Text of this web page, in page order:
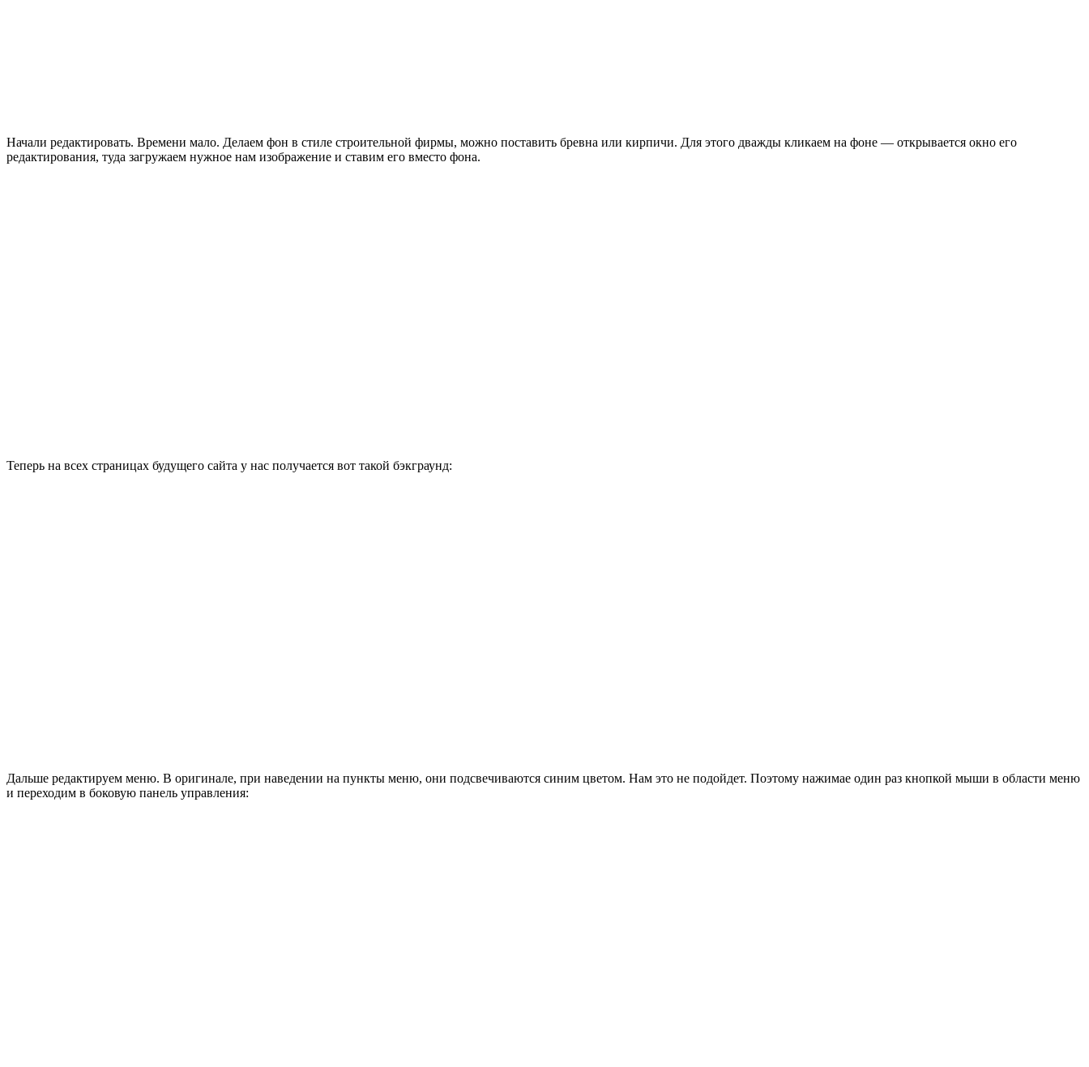
Начали редактировать. Времени мало. Делаем фон в стиле строительной фирмы, можно поставить бревна или кирпичи. Для этого дважды кликаем на фоне — открывается окно его
редактирования, туда загружаем нужное нам изображение и ставим его вместо фона.
Теперь на всех страницах будущего сайта у нас получается вот такой бэкграунд:
Дальше редактируем меню. В оригинале, при наведении на пункты меню, они подсвечиваются синим цветом. Нам это не подойдет. Поэтому нажимае один раз кнопкой мыши в области меню
и переходим в боковую панель управления: